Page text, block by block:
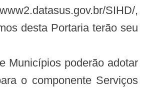
SIHD/,
desta Portaria terão seu
Municípios poderão adotar
o componente Serviços